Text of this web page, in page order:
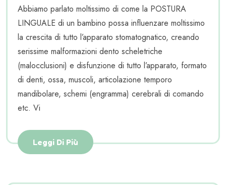
Abbiamo parlato moltissimo di come la POSTURA
LINGUALE di un bambino possa influenzare moltissimo
la crescita di tutto l’apparato stomatognatico, creando
serissime malformazioni dento scheletriche
(malocclusioni) e disfunzione di tutto l’apparato, formato
di denti, ossa, muscoli, articolazione temporo
mandibolare, schemi (engramma) cerebrali di comando
etc. Vi
Leggi Di Più